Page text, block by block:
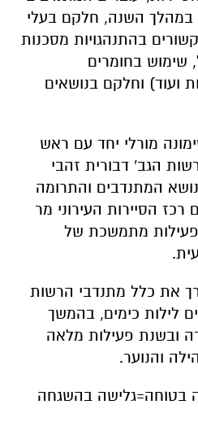
במהלך השנה, חלקם בעלי
בהתנהגויות מסכנות
שימוש בחומרים
ועוד) וחלקם בנושאים
מורלי יחד עם ראש
הגב' דבורית זהבי
המתנדבים והתרומה
רכז הסיירות העירוני מר
פעילות מתמשכת של
את כלל מתנדבי הרשות
לילות כימים, בהמשך
ובשנת פעילות מלאה
והנוער.
בטוחה=גלישה בהשגחה